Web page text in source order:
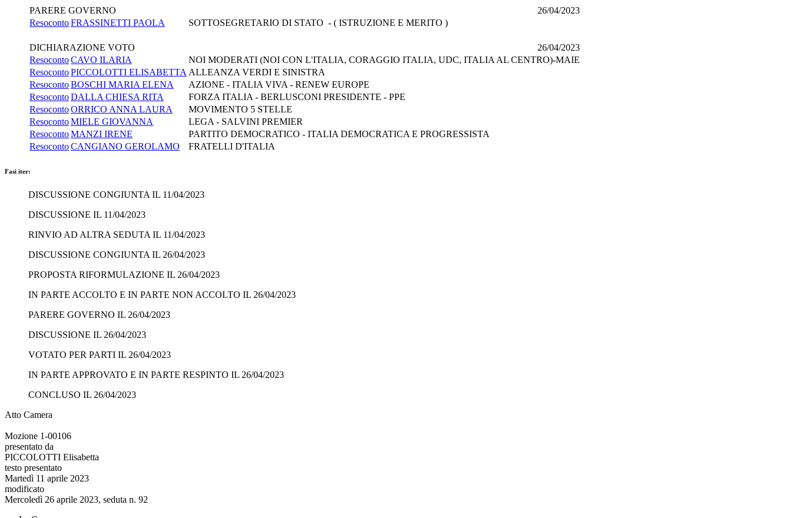
PARERE GOVERNO
26/04/2023
ResocontoFRASSINETTI PAOLA SOTTOSEGRETARIO DI STATO - ( ISTRUZIONE E MERITO )
DICHIARAZIONE VOTO
26/04/2023
ResocontoCAVO ILARIA
NOI MODERATI (NOI CON L'ITALIA, CORAGGIO ITALIA, UDC, ITALIA AL CENTRO)-MAIE
ResocontoPICCOLOTTI ELISABETTA ALLEANZA VERDI E SINISTRA
ResocontoBOSCHI MARIA ELENA
AZIONE - ITALIA VIVA - RENEW EUROPE
ResocontoDALLA CHIESA RITA
FORZA ITALIA - BERLUSCONI PRESIDENTE - PPE
ResocontoORRICO ANNA LAURA
MOVIMENTO 5 STELLE
ResocontoMIELE GIOVANNA
LEGA - SALVINI PREMIER
ResocontoMANZI IRENE
PARTITO DEMOCRATICO - ITALIA DEMOCRATICA E PROGRESSISTA
ResocontoCANGIANO GEROLAMO FRATELLI D'ITALIA
Fasi iter:
DISCUSSIONE CONGIUNTA IL 11/04/2023
DISCUSSIONE IL 11/04/2023
RINVIO AD ALTRA SEDUTA IL 11/04/2023
DISCUSSIONE CONGIUNTA IL 26/04/2023
PROPOSTA RIFORMULAZIONE IL 26/04/2023
IN PARTE ACCOLTO E IN PARTE NON ACCOLTO IL 26/04/2023
PARERE GOVERNO IL 26/04/2023
DISCUSSIONE IL 26/04/2023
VOTATO PER PARTI IL 26/04/2023
IN PARTE APPROVATO E IN PARTE RESPINTO IL 26/04/2023
CONCLUSO IL 26/04/2023
Atto Camera
Mozione 1-00106
presentato da
PICCOLOTTI Elisabetta
testo presentato
Martedì 11 aprile 2023
modificato
Mercoledì 26 aprile 2023, seduta n. 92